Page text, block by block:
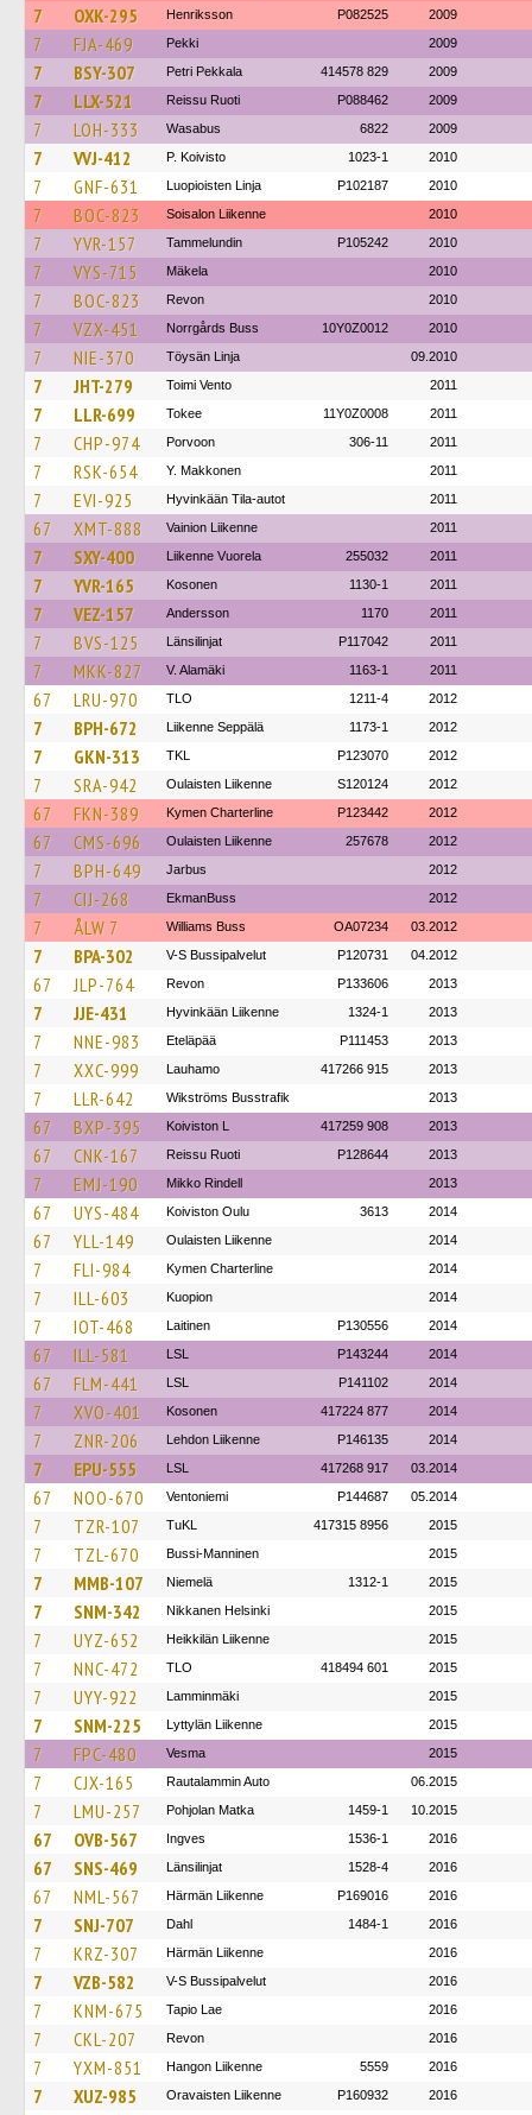
7 OXK-295 Henriksson P082525 2009
7 FJA-469 Pekki 2009
7 BSY-307 Petri Pekkala 414578 829 2009
7 LLX-521 Reissu Ruoti P088462 2009
7 LOH-333 Wasabus 6822 2009
7 VVJ-412 P. Koivisto 1023-1 2010
7 GNF-631 Luopioisten Linja P102187 2010
7 BOC-823 Soisalon Liikenne 2010
7 YVR-157 Tammelundin P105242 2010
7 VYS-715 Mäkela 2010
7 BOC-823 Revon 2010
7 VZX-451 Norrgårds Buss 10Y0Z0012 2010
7 NIE-370 Töysän Linja 09.2010
7 JHT-279 Toimi Vento 2011
7 LLR-699 Tokee 11Y0Z0008 2011
7 CHP-974 Porvoon 306-11 2011
7 RSK-654 Y. Makkonen 2011
7 EVI-925 Hyvinkään Tila-autot 2011
67 XMT-888 Vainion Liikenne 2011
7 SXY-400 Liikenne Vuorela 255032 2011
7 YVR-165 Kosonen 1130-1 2011
7 VEZ-157 Andersson 1170 2011
7 BVS-125 Länsilinjat P117042 2011
7 MKK-827 V. Alamäki 1163-1 2011
67 LRU-970 TLO 1211-4 2012
7 BPH-672 Liikenne Seppälä 1173-1 2012
7 GKN-313 TKL P123070 2012
7 SRA-942 Oulaisten Liikenne S120124 2012
67 FKN-389 Kymen Charterline P123442 2012
67 CMS-696 Oulaisten Liikenne 257678 2012
7 BPH-649 Jarbus 2012
7 CIJ-268 EkmanBuss 2012
7 ÅLW 7 Williams Buss OA07234 03.2012
7 BPA-302 V-S Bussipalvelut P120731 04.2012
67 JLP-764 Revon P133606 2013
7 JJE-431 Hyvinkään Liikenne 1324-1 2013
7 NNE-983 Eteläpää P111453 2013
7 XXC-999 Lauhamo 417266 915 2013
7 LLR-642 Wikströms Busstrafik 2013
67 BXP-395 Koiviston L 417259 908 2013
67 CNK-167 Reissu Ruoti P128644 2013
7 EMJ-190 Mikko Rindell 2013
67 UYS-484 Koiviston Oulu 3613 2014
67 YLL-149 Oulaisten Liikenne 2014
7 FLI-984 Kymen Charterline 2014
7 ILL-603 Kuopion 2014
7 IOT-468 Laitinen P130556 2014
67 ILL-581 LSL P143244 2014
67 FLM-441 LSL P141102 2014
7 XVO-401 Kosonen 417224 877 2014
7 ZNR-206 Lehdon Liikenne P146135 2014
7 EPU-555 LSL 417268 917 03.2014
67 NOO-670 Ventoniemi P144687 05.2014
7 TZR-107 TuKL 417315 8956 2015
7 TZL-670 Bussi-Manninen 2015
7 MMB-107 Niemelä 1312-1 2015
7 SNM-342 Nikkanen Helsinki 2015
7 UYZ-652 Heikkilän Liikenne 2015
7 NNC-472 TLO 418494 601 2015
7 UYY-922 Lamminmäki 2015
7 SNM-225 Lyttylän Liikenne 2015
7 FPC-480 Vesma 2015
7 CJX-165 Rautalammin Auto 06.2015
7 LMU-257 Pohjolan Matka 1459-1 10.2015
67 OVB-567 Ingves 1536-1 2016
67 SNS-469 Länsilinjat 1528-4 2016
67 NML-567 Härmän Liikenne P169016 2016
7 SNJ-707 Dahl 1484-1 2016
7 KRZ-307 Härmän Liikenne 2016
7 VZB-582 V-S Bussipalvelut 2016
7 KNM-675 Tapio Lae 2016
7 CKL-207 Revon 2016
7 YXM-851 Hangon Liikenne 5559 2016
7 XUZ-985 Oravaisten Liikenne P160932 2016